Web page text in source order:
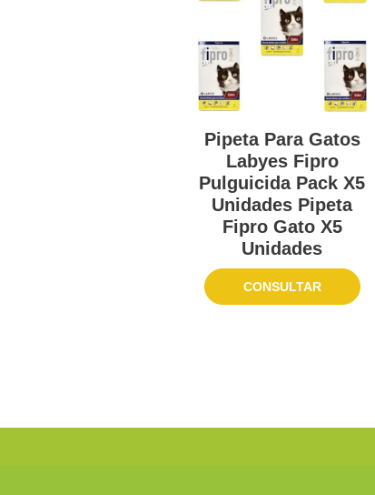
Pipeta Para Gatos
Labyes Fipro
Pulguicida Pack X5
Unidades Pipeta
Fipro Gato X5
Unidades
CONSULTAR